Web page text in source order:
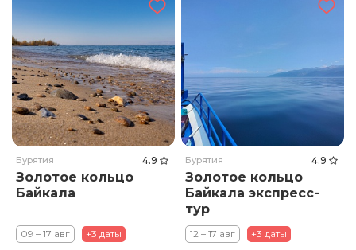
Бурятия 4.9
Золотое кольцо
Байкала
09 – 17 авг +3 даты
Бурятия 4.9
Золотое кольцо
Байкала экспресс-
тур
12 – 17 авг +3 даты